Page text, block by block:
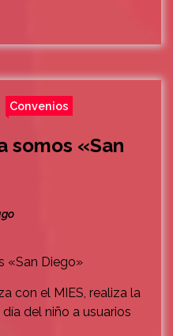
Convenios
somos «San
con el MIES, realiza la
del niño a usuarios